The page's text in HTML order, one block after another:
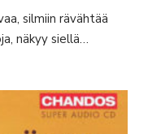
silmiin rävähtää
näkyy siellä…